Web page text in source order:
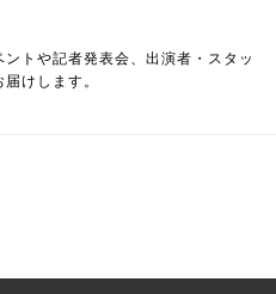
トや記者発表会、出演者・スタッ
けします。